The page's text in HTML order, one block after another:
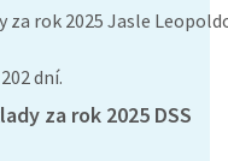
za rok 2025 Jasle
dní.
za rok 2025 DSS